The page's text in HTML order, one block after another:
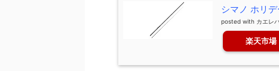
シマノ ホリ
posted with カエレ
楽天市場